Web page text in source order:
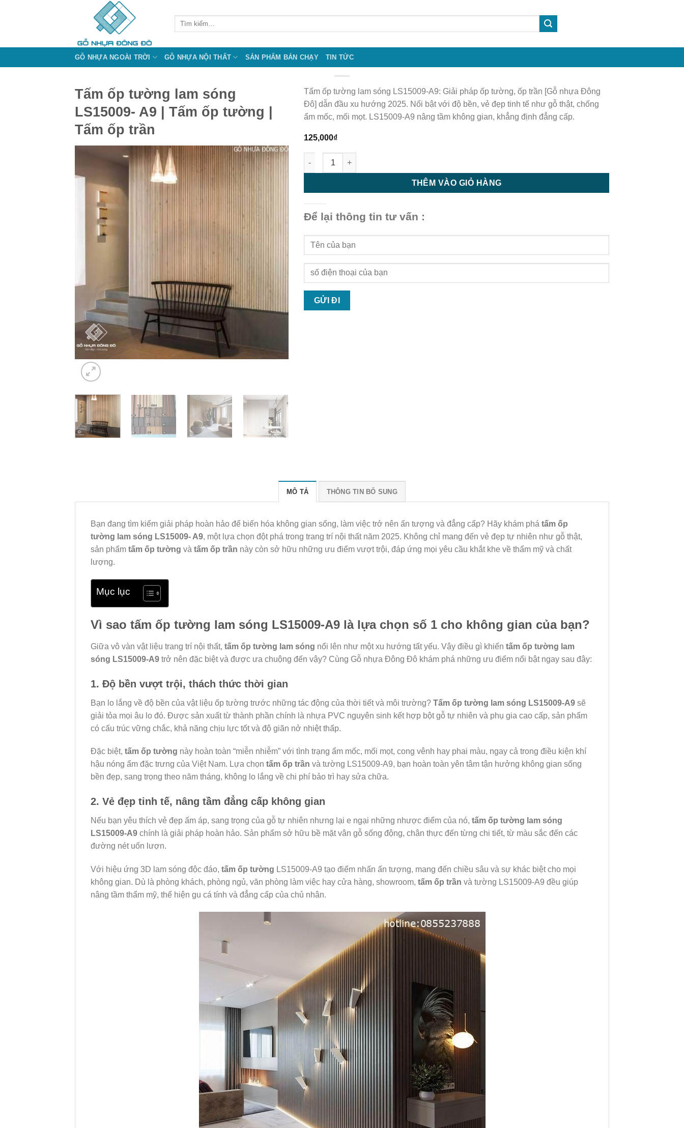
Tìm
GỖ NHỰA NGOÀI TRỜI GỖ NHỰA NỘI THẤT SẢN PHẨM BÁN CHẠY TIN TỨC
Tấm ốp tường lam sóng
LS15009- A9 | Tấm ốp tường |
Tấm ốp trần
Tấm ốp tường lam sóng LS15009-A9: Giải pháp ốp tường, ốp trần [Gỗ nhựa Đông
Đô] dẫn đầu xu hướng 2025. Nổi bật với độ bền, vẻ đẹp tinh tế như gỗ thật, chống
ẩm mốc, mối mọt. LS15009-A9 nâng tầm không gian, khẳng định đẳng cấp.
125,000₫
Tấm ốp tường lam sóng LS15009- A9 | Tấm ốp tường | Tấm ốp trần số lượng
THÊM VÀO GIỎ HÀNG
Để lại thông tin tư vấn :
MÔ TẢ THÔNG TIN BỔ SUNG
Bạn đang tìm kiếm giải pháp hoàn hảo để biến hóa không gian sống, làm việc trở nên ấn tượng và đẳng cấp? Hãy khám phá tấm ốp
tường lam sóng LS15009- A9, một lựa chọn đột phá trong trang trí nội thất năm 2025. Không chỉ mang đến vẻ đẹp tự nhiên như gỗ thật,
sản phẩm tấm ốp tường và tấm ốp trần này còn sở hữu những ưu điểm vượt trội, đáp ứng mọi yêu cầu khắt khe về thẩm mỹ và chất
lượng.
Mục lục
Vì sao tấm ốp tường lam sóng LS15009-A9 là lựa chọn số 1 cho không gian của bạn?
Giữa vô vàn vật liệu trang trí nội thất, tấm ốp tường lam sóng nổi lên như một xu hướng tất yếu. Vậy điều gì khiến tấm ốp tường lam
sóng LS15009-A9 trở nên đặc biệt và được ưa chuộng đến vậy? Cùng Gỗ nhựa Đông Đô khám phá những ưu điểm nổi bật ngay sau đây:
1. Độ bền vượt trội, thách thức thời gian
Bạn lo lắng về độ bền của vật liệu ốp tường trước những tác động của thời tiết và môi trường? Tấm ốp tường lam sóng LS15009-A9 sẽ
giải tỏa mọi âu lo đó. Được sản xuất từ thành phần chính là nhựa PVC nguyên sinh kết hợp bột gỗ tự nhiên và phụ gia cao cấp, sản phẩm
có cấu trúc vững chắc, khả năng chịu lực tốt và độ giãn nở nhiệt thấp.
Đặc biệt, tấm ốp tường này hoàn toàn “miễn nhiễm” với tình trạng ẩm mốc, mối mọt, cong vênh hay phai màu, ngay cả trong điều kiện khí
hậu nóng ẩm đặc trưng của Việt Nam. Lựa chọn tấm ốp trần và tường LS15009-A9, bạn hoàn toàn yên tâm tận hưởng không gian sống
bền đẹp, sang trọng theo năm tháng, không lo lắng về chi phí bảo trì hay sửa chữa.
2. Vẻ đẹp tinh tế, nâng tầm đẳng cấp không gian
Nếu bạn yêu thích vẻ đẹp ấm áp, sang trọng của gỗ tự nhiên nhưng lại e ngại những nhược điểm của nó, tấm ốp tường lam sóng
LS15009-A9 chính là giải pháp hoàn hảo. Sản phẩm sở hữu bề mặt vân gỗ sống động, chân thực đến từng chi tiết, từ màu sắc đến các
đường nét uốn lượn.
Với hiệu ứng 3D lam sóng độc đáo, tấm ốp tường LS15009-A9 tạo điểm nhấn ấn tượng, mang đến chiều sâu và sự khác biệt cho mọi
không gian. Dù là phòng khách, phòng ngủ, văn phòng làm việc hay cửa hàng, showroom, tấm ốp trần và tường LS15009-A9 đều giúp
nâng tầm thẩm mỹ, thể hiện gu cá tính và đẳng cấp của chủ nhân.